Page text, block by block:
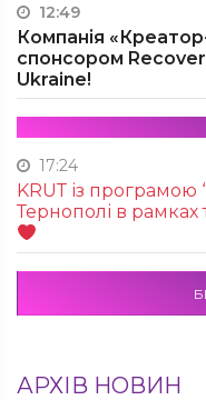
12:49
Компанія
спонсором
Ukraine!
17:24
KRUТ із програмою
Тернополі в рамках
АРХІВ НОВИН